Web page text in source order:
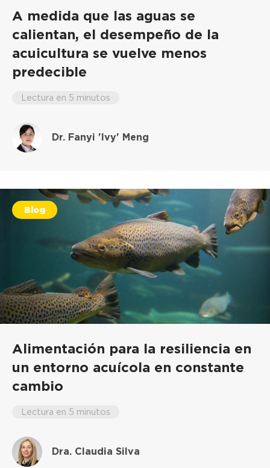
A medida que las aguas se
calientan, el desempeño de la
acuicultura se vuelve menos
predecible
Lectura en 5 minutos
Dr. Fanyi 'Ivy' Meng
Blog
Alimentación para la resiliencia en
un entorno acuícola en constante
cambio
Lectura en 5 minutos
Dra. Claudia Silva